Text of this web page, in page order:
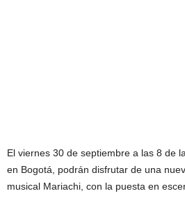
El viernes 30 de septiembre a las 8 de
en Bogotá, podrán disfrutar de una
musical Mariachi, con la puesta en